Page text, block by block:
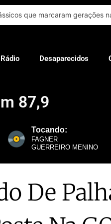
que marcaram gerações
Rádio Desaparecidos
87,9
De